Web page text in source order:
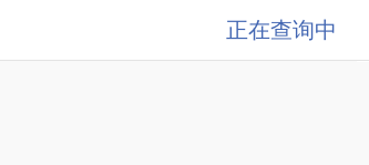
正在查询中